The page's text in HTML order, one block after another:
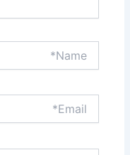
Name*
Email*